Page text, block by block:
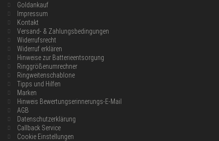
Goldankauf
Impressum
Kontakt
Versand- & Zahlungsbedingungen
Widerrufsrecht
Widerruf erklären
Hinweise zur Batterieentsorgung
Ringgrößenumrechner
Ringweitenschablone
Tipps und Hilfen
Marken
Hinweis Bewertungserinnerungs-E-Mail
AGB
Datenschutzerklärung
Callback Service
Cookie Einstellungen